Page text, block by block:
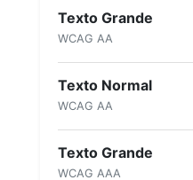
Texto Grande
WCAG AA
Texto Normal
WCAG AA
Texto Grande
WCAG AAA